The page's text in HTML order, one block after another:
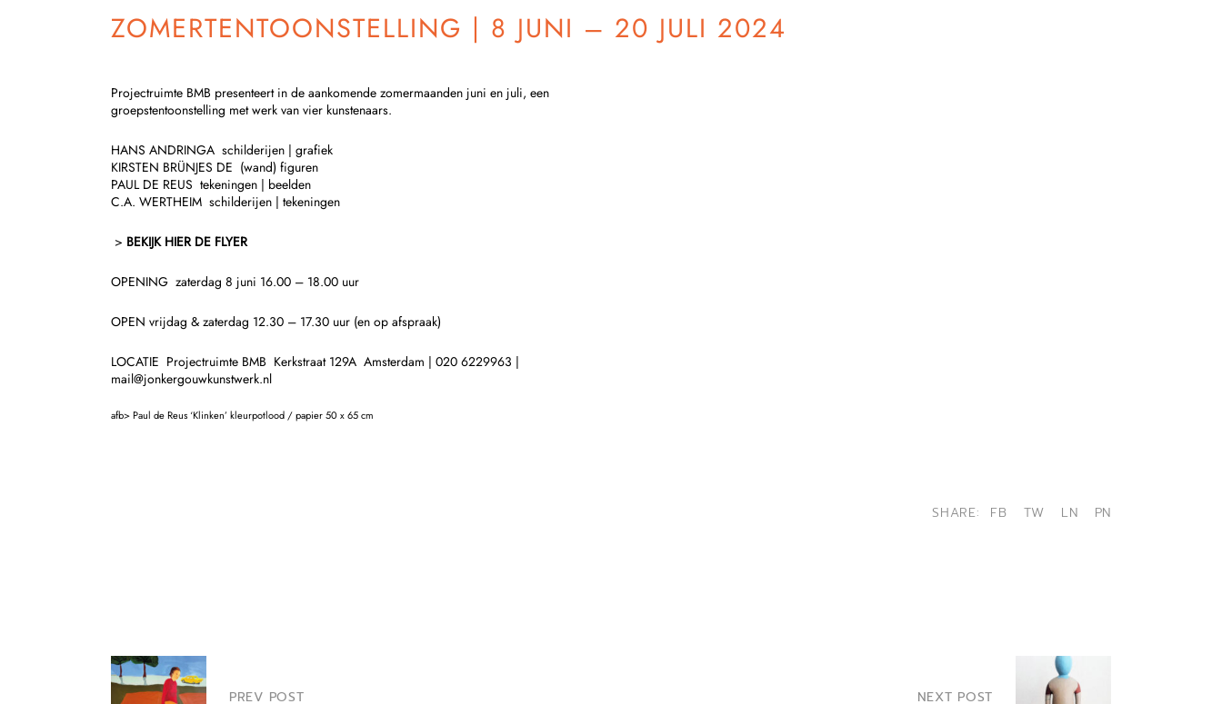
ZOMERTENTOONSTELLING | 8 JUNI – 20 JULI 2024
Projectruimte BMB presenteert in de aankomende zomermaanden juni en juli, een
groepstentoonstelling met werk van vier kunstenaars.
HANS ANDRINGA schilderijen | grafiek
KIRSTEN BRÜNJES DE (wand) figuren
PAUL DE REUS tekeningen | beelden
C.A. WERTHEIM schilderijen | tekeningen
> BEKIJK HIER DE FLYER
OPENING zaterdag 8 juni 16.00 – 18.00 uur
OPEN vrijdag & zaterdag 12.30 – 17.30 uur (en op afspraak)
LOCATIE Projectruimte BMB Kerkstraat 129A Amsterdam | 020 6229963 |
mail@jonkergouwkunstwerk.nl
afb> Paul de Reus ‘Klinken’ kleurpotlood / papier 50 x 65 cm
SHARE: FB TW LN PN
PREV POST NEXT POST